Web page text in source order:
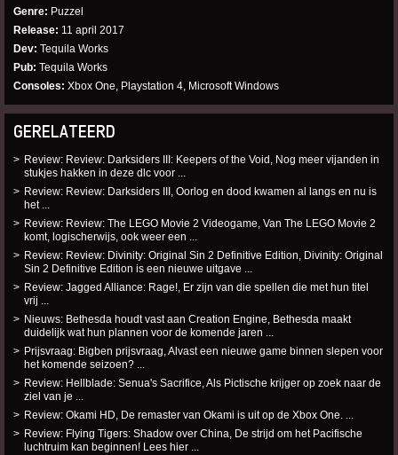
Genre Puzzel
Release 11 april 2017
Dev Tequila Works
Pub Tequila Works
Consoles Xbox One, Playstation 4, Microsoft Windows
GERELATEERD
Review: Review: Darksiders III: Keepers of the Void, Nog meer vijanden in
stukjes hakken in deze dlc voor ...
Review: Review: Darksiders III, Oorlog en dood kwamen al langs en nu is
het ...
Review: Review: The LEGO Movie 2 Videogame, Van The LEGO Movie 2
komt, logischerwijs, ook weer een ...
Review: Review: Divinity: Original Sin 2 Definitive Edition, Divinity: Original
Sin 2 Definitive Edition is een nieuwe uitgave ...
Review: Jagged Alliance: Rage!, Er zijn van die spellen die met hun titel
vrij ...
Nieuws: Bethesda houdt vast aan Creation Engine, Bethesda maakt
duidelijk wat hun plannen voor de komende jaren ...
Prijsvraag: Bigben prijsvraag, Alvast een nieuwe game binnen slepen voor
het komende seizoen? ...
Review: Hellblade: Senua's Sacrifice, Als Pictische krijger op zoek naar de
ziel van je ...
Review: Okami HD, De remaster van Okami is uit op de Xbox One. ...
Review: Flying Tigers: Shadow over China, De strijd om het Pacifische
luchtruim kan beginnen! Lees hier ...